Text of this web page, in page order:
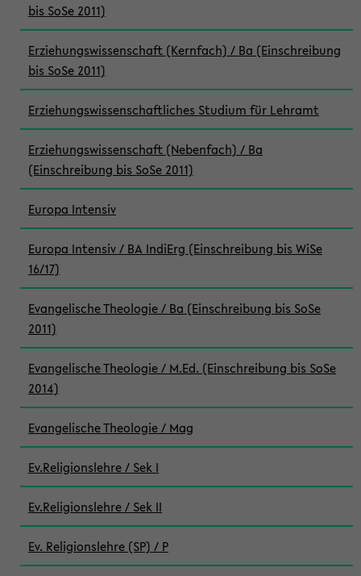
bis SoSe 2011)
Erziehungswissenschaft (Kernfach) / Ba (Einschreibung
bis SoSe 2011)
Erziehungswissenschaftliches Studium für Lehramt
Erziehungswissenschaft (Nebenfach) / Ba
(Einschreibung bis SoSe 2011)
Europa Intensiv
Europa Intensiv / BA IndiErg (Einschreibung bis WiSe
16/17)
Evangelische Theologie / Ba (Einschreibung bis SoSe
2011)
Evangelische Theologie / M.Ed. (Einschreibung bis SoSe
2014)
Evangelische Theologie / Mag
Ev.Religionslehre / Sek I
Ev.Religionslehre / Sek II
Ev. Religionslehre (SP) / P